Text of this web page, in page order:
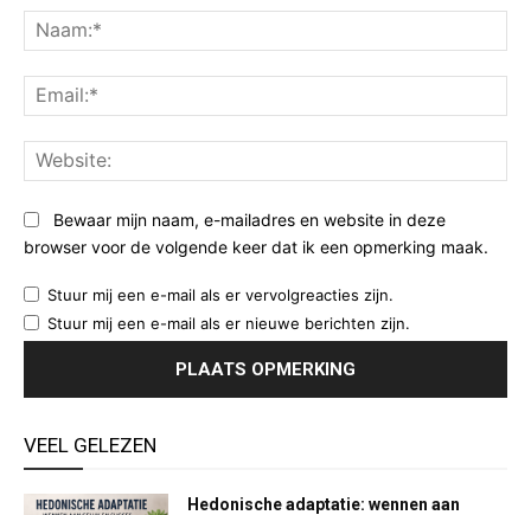
Bewaar mijn naam, e-mailadres en website in deze
browser voor de volgende keer dat ik een opmerking maak.
Stuur mij een e-mail als er vervolgreacties zijn.
Stuur mij een e-mail als er nieuwe berichten zijn.
VEEL GELEZEN
Hedonische adaptatie: wennen aan